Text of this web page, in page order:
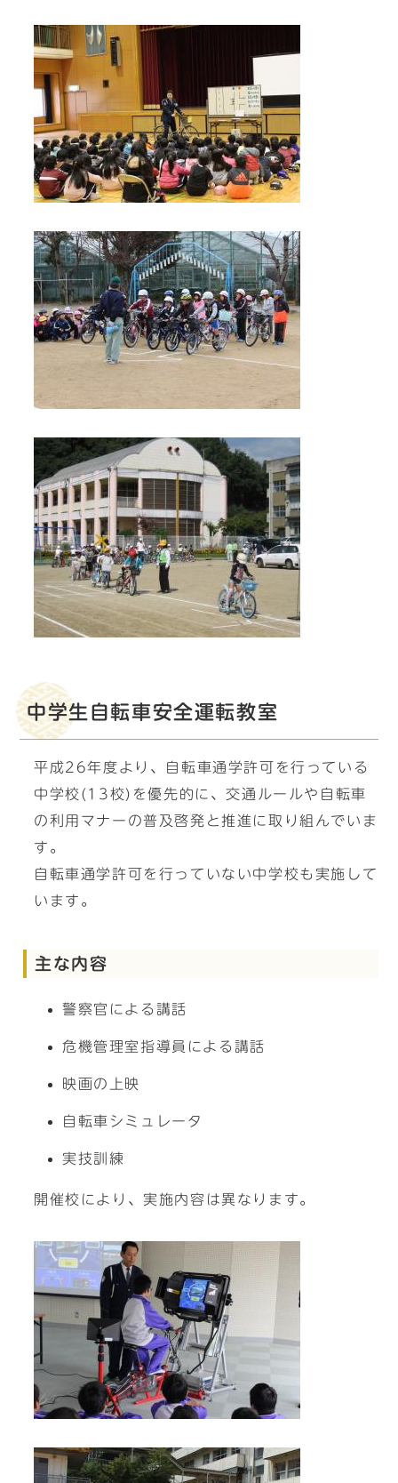
中学生自転車安全運転教室
平成26年度より、自転車通学許可を行っている
中学校(13校)を優先的に、交通ルールや自転車
の利用マナーの普及啓発と推進に取り組んでいま
す。
自転車通学許可を行っていない中学校も実施して
います。
主な内容
警察官による講話
危機管理室指導員による講話
映画の上映
自転車シミュレータ
実技訓練
開催校により、実施内容は異なります。